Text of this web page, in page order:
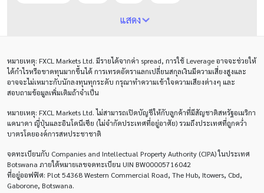
Average True Range
CAD CHF COVID-19 CPI Charles Dow
Cherry Blossom Chinese Yuan
Correlation Matrix D1 DXY DailyFX
Default mode network
ECB ECN EMA EUR EUR/AUD
EUR/USD
แสดง
หมายเหตุ: FXCL Markets Ltd. มีรายได้จากค่า spread, การใช้ Leverageอาจจะช่วยให้
ได้กำไรหรือขาดทุนมากขึ้นได้ การเทรดอัตราแลกเปลี่ยนสกุลเงินมีความเสี่ยงสูงและ
อาจจะไม่เหมาะกับนักลงทุนทุกระดับ กรุณาทำความเข้าใจความเสียงต่างๆ และ
สอบถามข้อมูลเพิ่มเติมถ้าจำเป็น
หมายเหตุ: FXCL Markets Ltd.ไม่สามารถเปิดบัญชีให้กับลูกค้าที่มีสัญชาติสหรัฐอเมริกา
แคนาดา ญี่ปุ่นและอินโดนีเซีย (ไม่จำกัดประเทศที่อยู่อาศัย) รวมถึงประเทศที่ถูกคว่ำ
บาตรโดยองค์การสหประชาชาติ
จดทะเบียนกับ Companies and Intellectual Property Authority (CIPA) ในประเทศ
Botswana ภายใต้หมายเลขจดทะเบียน UIN BW00005716042
ที่อยู่ออฟฟิศ: Plot 54368 Western Commercial Road, The Hub, Itowers, Cbd,
Gaborone, Botswana.